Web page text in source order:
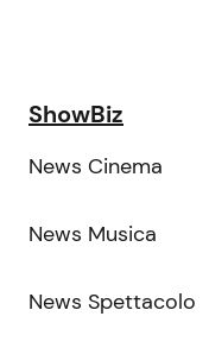
ShowBiz
News Cinema
News Musica
News Spettacolo